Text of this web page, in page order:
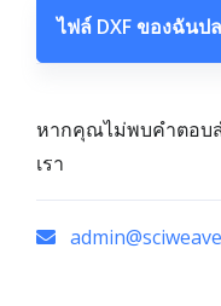
ไฟล์ DXF ของฉัน
หากคุณไม่พบคำตอบ
เรา